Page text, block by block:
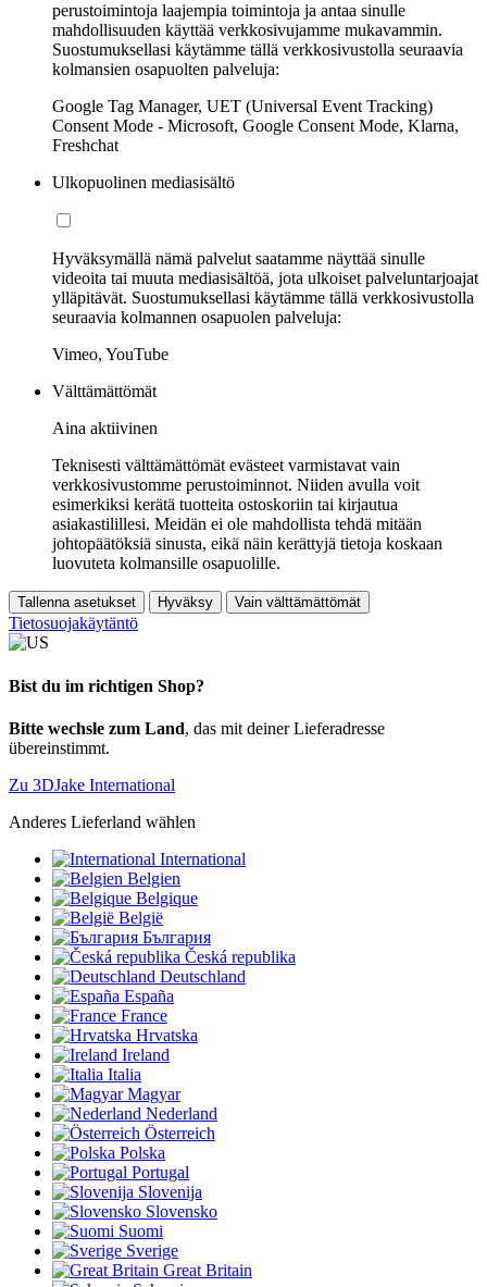
perustoimintoja laajempia toimintoja ja antaa sinulle
mahdollisuuden käyttää verkkosivujamme mukavammin.
Suostumuksellasi käytämme tällä verkkosivustolla seuraavia
kolmansien osapuolten palveluja:
Google Tag Manager, UET (Universal Event Tracking)
Consent Mode - Microsoft, Google Consent Mode, Klarna,
Freshchat
Ulkopuolinen mediasisältö
Hyväksymällä nämä palvelut saatamme näyttää sinulle
videoita tai muuta mediasisältöä, jota ulkoiset palveluntarjoajat
ylläpitävät. Suostumuksellasi käytämme tällä verkkosivustolla
seuraavia kolmannen osapuolen palveluja:
Vimeo, YouTube
Välttämättömät
Aina aktiivinen
Teknisesti välttämättömät evästeet varmistavat vain
verkkosivustomme perustoiminnot. Niiden avulla voit
esimerkiksi kerätä tuotteita ostoskoriin tai kirjautua
asiakastilillesi. Meidän ei ole mahdollista tehdä mitään
johtopäätöksiä sinusta, eikä näin kerättyjä tietoja koskaan
luovuteta kolmansille osapuolille.
Tallenna asetukset Hyväksy Vain välttämättömät
Tietosuojakäytäntö
Bist du im richtigen Shop?
Bitte wechsle zum Land, das mit deiner Lieferadresse
übereinstimmt.
Zu 3DJake International
Anderes Lieferland wählen
International
Belgien
Belgique
België
България
Česká republika
Deutschland
España
France
Hrvatska
Ireland
Italia
Magyar
Nederland
Österreich
Polska
Portugal
Slovenija
Slovensko
Suomi
Sverige
Great Britain